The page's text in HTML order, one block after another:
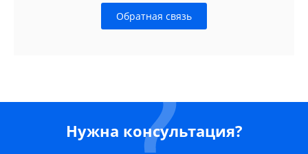
Обратная связь
Нужна консультация?